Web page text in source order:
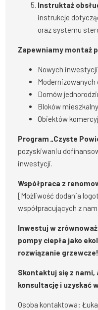
Instruktaż
instrukcje
oraz systemu
Zapewniamy montaż
Nowych
Domów
Bloków
Obiektów
Program „Czyste
pozyskiwaniu
inwestycji.
Współpraca z
[Możliwość dodania
współpracujących z
Inwestuj w
pompy ciepła jako
rozwiązanie grzewcze!
Skontaktuj się z
konsultację i uzyskać
Osoba kontaktowa: